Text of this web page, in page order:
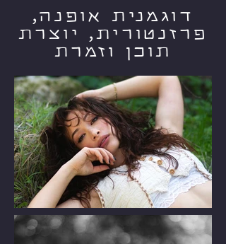
דוגמנית אופנה,
פרזנטורית, יוצרת
תוכן וזמרת